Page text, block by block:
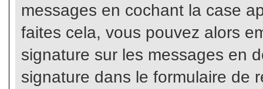
messages en cochant la case
faites cela, vous pouvez alors
signature sur les messages en
signature dans le formulaire de